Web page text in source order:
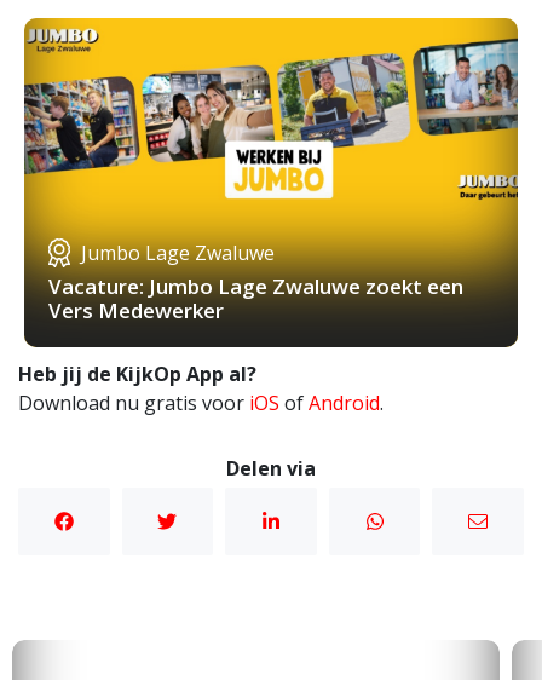
Jumbo Lage Zwaluwe
Vacature: Jumbo Lage Zwaluwe zoekt een
Vers Medewerker
Heb jij de KijkOp App al?
Download nu gratis voor iOS ofAndroid.
Delen via